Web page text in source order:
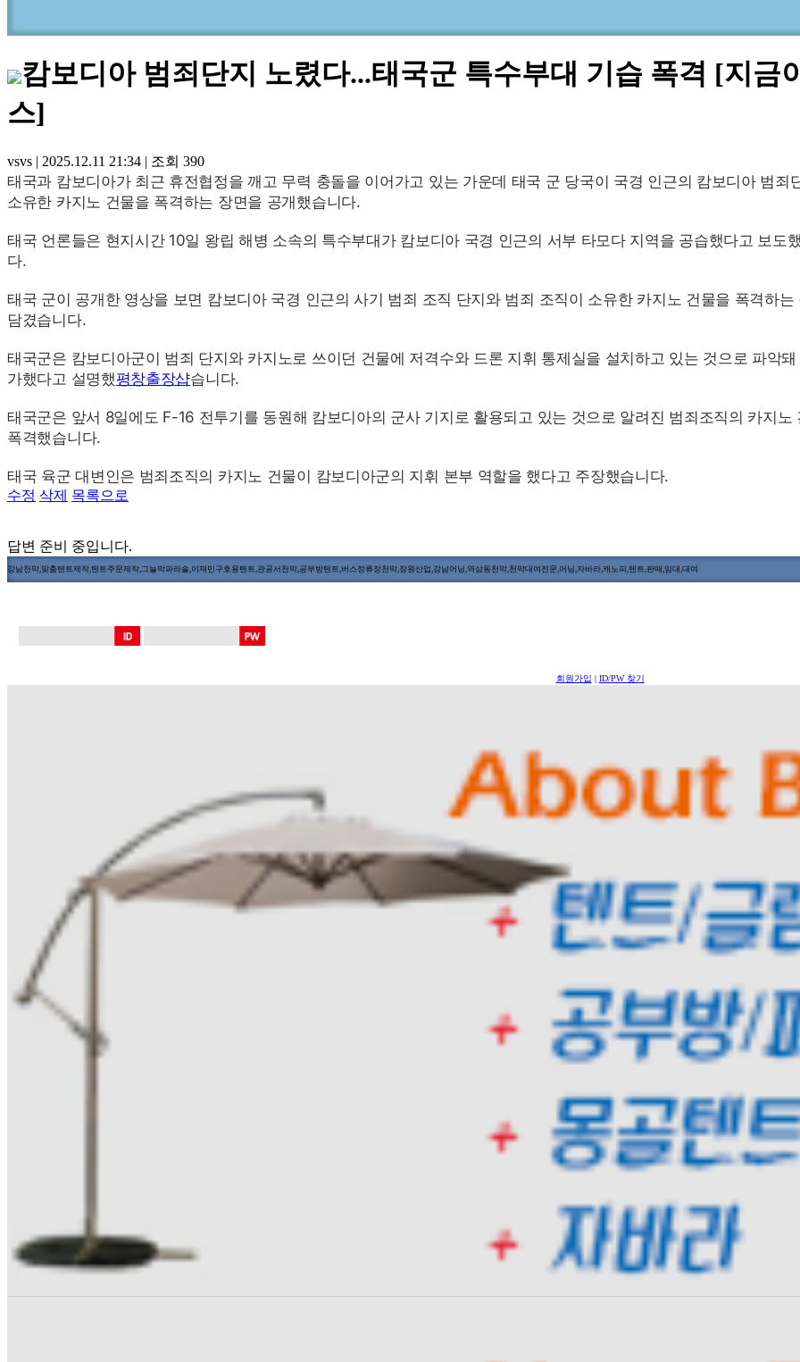
캄보디아 범죄단지 노렸다...태국군 특수부대 기습 폭격 [지금
스]
vsvs | 2025.12.11 21:34 | 조회 390
태국과 캄보디아가 최근 휴전협정을 깨고 무력 충돌을 이어가고 있는 가운데 태국 군 당국이 국경 인근의 캄보디아 범죄
소유한 카지노 건물을 폭격하는 장면을 공개했습니다.
태국 언론들은 현지시간 10일 왕립 해병 소속의 특수부대가 캄보디아 국경 인근의 서부 타모다 지역을 공습했다고 보도
다.
태국 군이 공개한 영상을 보면 캄보디아 국경 인근의 사기 범죄 조직 단지와 범죄 조직이 소유한 카지노 건물을 폭격하는
담겼습니다.
태국군은 캄보디아군이 범죄 단지와 카지노로 쓰이던 건물에 저격수와 드론 지휘 통제실을 설치하고 있는 것으로 파악
가했다고 설명했평창출장샵습니다.
태국군은 앞서 8일에도 F-16 전투기를 동원해 캄보디아의 군사 기지로 활용되고 있는 것으로 알려진 범죄조직의 카지노
폭격했습니다.
태국 육군 대변인은 범죄조직의 카지노 건물이 캄보디아군의 지휘 본부 역할을 했다고 주장했습니다.
수정 삭제 목록으로
답변 준비 중입니다.
강남천막,맞춤텐트제작,텐트주문제작,그늘막파라솔,이재민구호용텐트,관공서천막,공부방텐트,버스정류장천막,장원산업,강남어닝,역삼동천막,천막대여전문,어닝,자바라,캐노피,텐트,판매,임대,대여
회원가입 | ID/PW 찾기